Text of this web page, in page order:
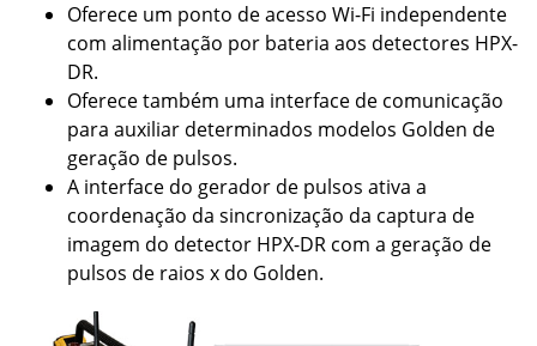
Oferece um ponto de acesso Wi-Fi independente
com alimentação por bateria aos detectores HPX-
DR.
Oferece também uma interface de comunicação
para auxiliar determinados modelos Golden de
geração de pulsos.
A interface do gerador de pulsos ativa a
coordenação da sincronização da captura de
imagem do detector HPX-DR com a geração de
pulsos de raios x do Golden.